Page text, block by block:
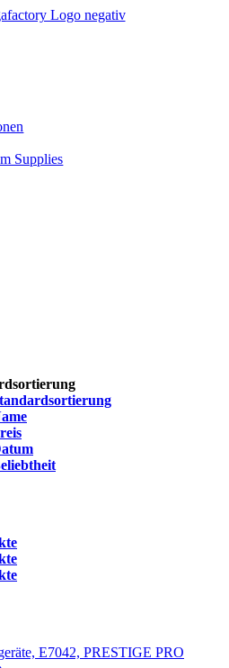
Supplies